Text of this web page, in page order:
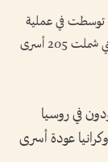
توسطت في عملية
تبادل أسرى حرب بين موسكو وكييف أمس الجمعة، والتي شملت ⁠205 أسرى
‌في ​روسيا
عودة ​أسرى